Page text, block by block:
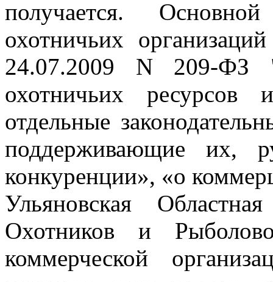
получается.
охотничьих
24.07.2009 N 209-ФЗ
охотничьих
отдельные
поддерживающие их,
конкуренции», «о
Ульяновская
Охотников и
коммерческой